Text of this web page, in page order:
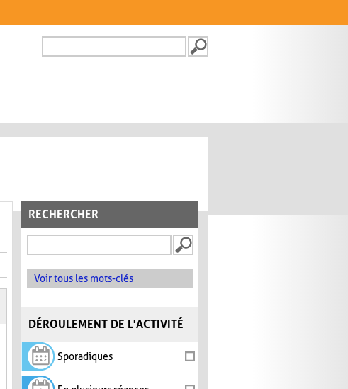
FORMULAIRE DE
RECHERCHER
Voir tous les mots-clés
DÉROULEMENT DE L'ACTIVITÉ
Sporadiques